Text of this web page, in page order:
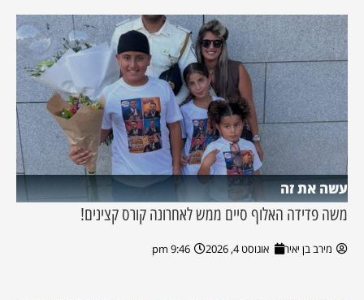
עשה את זה
משה פדידה האלוף סיים ממש לאחרונה קורס קצינים!
מירב בן יאיר אוגוסט 4, 2026 9:46 pm